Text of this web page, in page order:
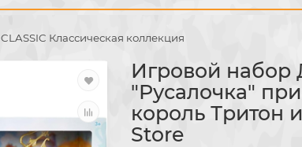
CLASSIC Классическая коллекция
Игровой набор
"Русалочка"
король Тритон
Store